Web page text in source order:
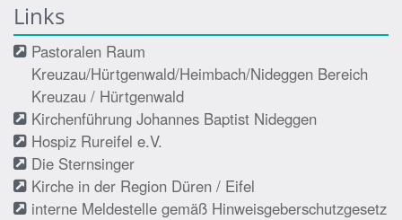
Links
Pastoralen Raum
Kreuzau/Hürtgenwald/Heimbach/Nideggen Bereich
Kreuzau / Hürtgenwald
Kirchenführung Johannes Baptist Nideggen
Hospiz Rureifel e.V.
Die Sternsinger
Kirche in der Region Düren / Eifel
interne Meldestelle gemäß Hinweisgeberschutzgesetz